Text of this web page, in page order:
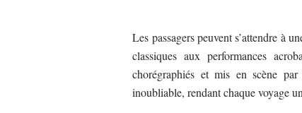
Les passagers peuvent s’attendre à
classiques aux performances
chorégraphiés et mis en scène par
inoubliable, rendant chaque voyage